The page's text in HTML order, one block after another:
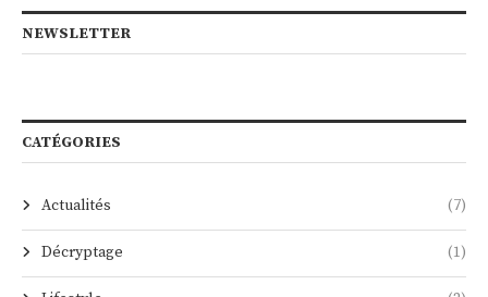
NEWSLETTER
CATÉGORIES
Actualités (7)
Décryptage (1)